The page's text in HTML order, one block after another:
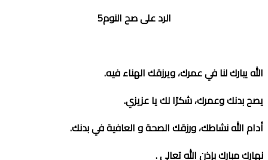
الرد على صح النوم5
الله يبارك لنا في عمرك، ويرزقك الهناء فيه.
يصح بدنك وعمرك، شكرًا لك يا عزيزي.
أدام الله نشاطك، ورزقك الصحة و العافية في بدنك.
نهارك مبارك بإذن الله تعالى.